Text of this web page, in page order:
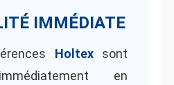
IMMÉDIATE
Holtexsont
en